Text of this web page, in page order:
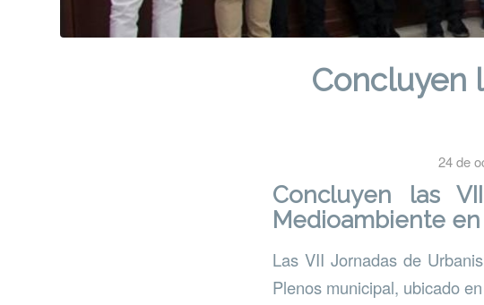
Concluyen
24 de
Concluyen las
Medioambiente
Las VII Jornadas de
Plenos municipal, ubicado